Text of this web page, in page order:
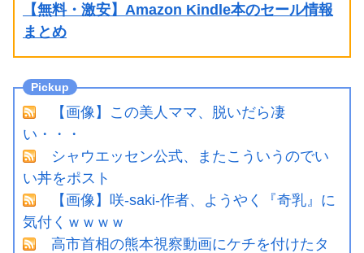
【無料・激安】Amazon Kindle本のセール情報
まとめ
【画像】この美人ママ、脱いだら凄
い・・・
シャウエッセン公式、またこういうのでい
い丼をポスト
【画像】咲-saki-作者、ようやく『奇乳』に
気付くｗｗｗｗ
高市首相の熊本視察動画にケチを付けたタ